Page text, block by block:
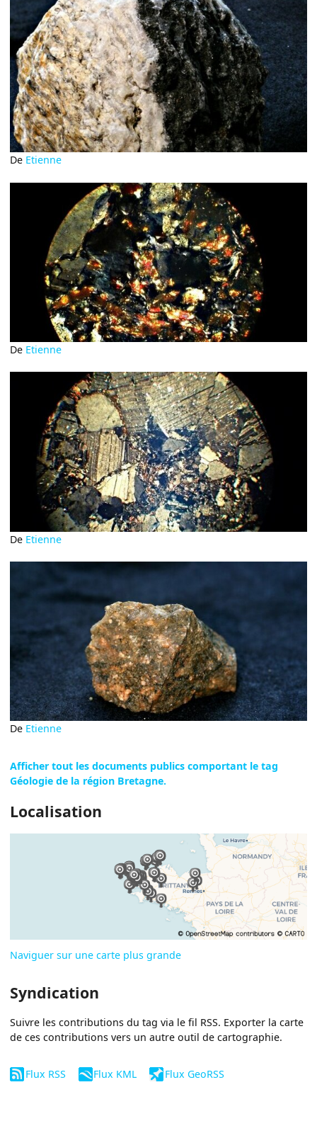
De Etienne
De Etienne
De Etienne
De Etienne
Afficher tout les documents publics comportant le tag
Géologie de la région Bretagne.
Localisation
Naviguer sur une carte plus grande
Syndication
Suivre les contributions du tag via le fil RSS. Exporter la carte
de ces contributions vers un autre outil de cartographie.
Flux RSS Flux KML Flux GeoRSS